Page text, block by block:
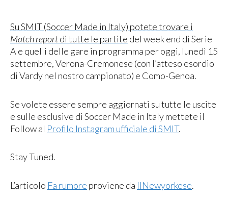
Su SMIT (Soccer Made in Italy) potete trovare i
Match reportdi tutte le partite del week end di Serie
A e quelli delle gare in programma per oggi, lunedì 15
settembre, Verona-Cremonese (con l’atteso esordio
di Vardy nel nostro campionato) e Como-Genoa.
Se volete essere sempre aggiornati su tutte le uscite
e sulle esclusive di Soccer Made in Italy mettete il
Follow al Profilo Instagram ufficiale di SMIT.
Stay Tuned.
L’articolo Fa rumore proviene da IlNewyorkese.